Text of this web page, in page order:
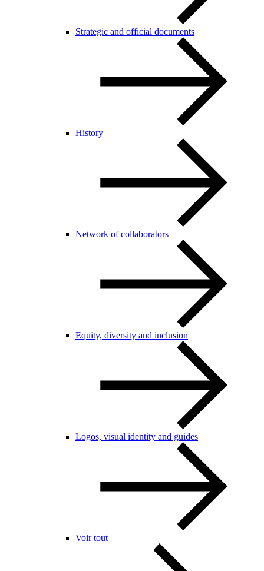
Strategic and official documents
History
Network of collaborators
Equity, diversity and inclusion
Logos, visual identity and guides
Voir tout